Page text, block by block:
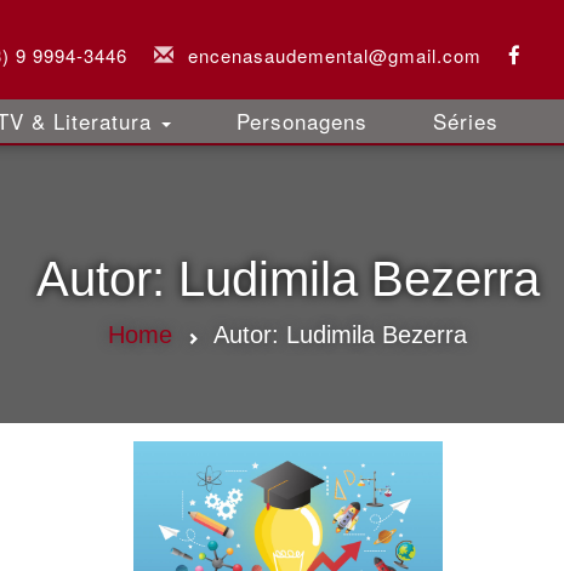
9 9994-3446 encenasaudemental@gmail.com
& Literatura Personagens Séries
Autor: Ludimila Bezerra
Home Autor: Ludimila Bezerra